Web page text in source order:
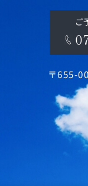
ご
〒655-